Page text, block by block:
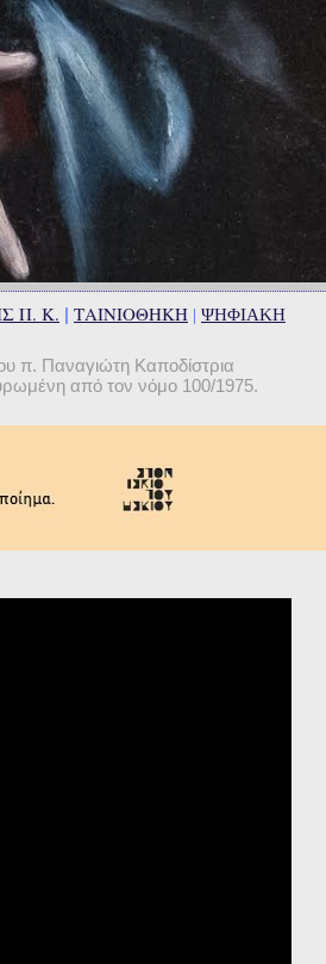
Π. Κ. | ΤΑΙΝΙΟΘΗΚΗ | ΨΗΦΙΑΚΗ
π. Παναγιώτη Καποδίστρια
από τον νόμο 100/1975.